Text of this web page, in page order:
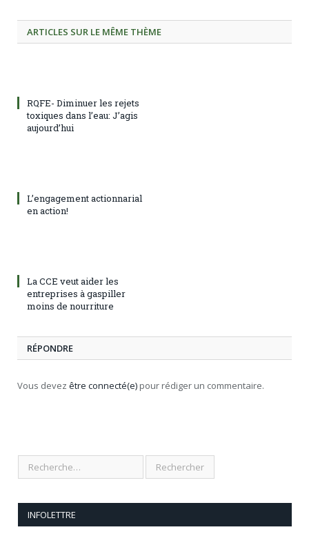
ARTICLES SUR LE MÊME THÈME
RQFE- Diminuer les rejets
toxiques dans l’eau: J’agis
aujourd’hui
L’engagement actionnarial
en action!
La CCE veut aider les
entreprises à gaspiller
moins de nourriture
RÉPONDRE
Vous devez être connecté(e) pour rédiger un commentaire.
INFOLETTRE